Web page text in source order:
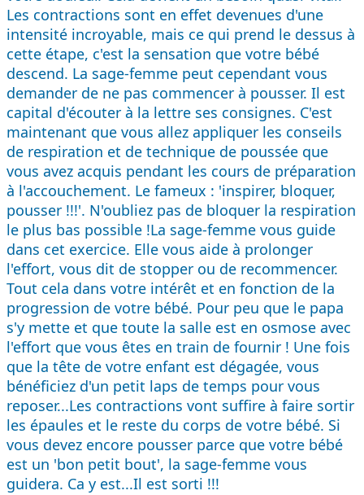
Les contractions sont en effet devenues d'une
intensité incroyable, mais ce qui prend le dessus à
cette étape, c'est la sensation que votre bébé
descend. La sage-femme peut cependant vous
demander de ne pas commencer à pousser. Il est
capital d'écouter à la lettre ses consignes. C'est
maintenant que vous allez appliquer les conseils
de respiration et de technique de poussée que
vous avez acquis pendant les cours de préparation
à l'accouchement. Le fameux : 'inspirer, bloquer,
pousser !!!'. N'oubliez pas de bloquer la respiration
le plus bas possible !La sage-femme vous guide
dans cet exercice. Elle vous aide à prolonger
l'effort, vous dit de stopper ou de recommencer.
Tout cela dans votre intérêt et en fonction de la
progression de votre bébé. Pour peu que le papa
s'y mette et que toute la salle est en osmose avec
l'effort que vous êtes en train de fournir ! Une fois
que la tête de votre enfant est dégagée, vous
bénéficiez d'un petit laps de temps pour vous
reposer...Les contractions vont suffire à faire sortir
les épaules et le reste du corps de votre bébé. Si
vous devez encore pousser parce que votre bébé
est un 'bon petit bout', la sage-femme vous
guidera. Ca y est...Il est sorti !!!